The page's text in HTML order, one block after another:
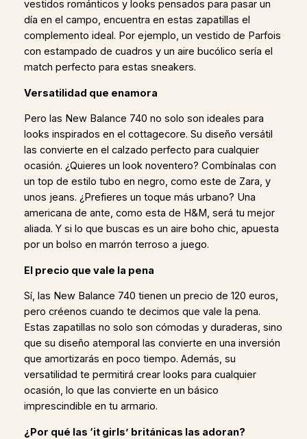
vestidos románticos y looks pensados para pasar un
día en el campo, encuentra en estas zapatillas el
complemento ideal. Por ejemplo, un vestido de Parfois
con estampado de cuadros y un aire bucólico sería el
match perfecto para estas sneakers.
Versatilidad que enamora
Pero las New Balance 740 no solo son ideales para
looks inspirados en el cottagecore. Su diseño versátil
las convierte en el calzado perfecto para cualquier
ocasión. ¿Quieres un look noventero? Combínalas con
un top de estilo tubo en negro, como este de Zara, y
unos jeans. ¿Prefieres un toque más urbano? Una
americana de ante, como esta de H&M, será tu mejor
aliada. Y si lo que buscas es un aire boho chic, apuesta
por un bolso en marrón terroso a juego.
El precio que vale la pena
Sí, las New Balance 740 tienen un precio de 120 euros,
pero créenos cuando te decimos que vale la pena.
Estas zapatillas no solo son cómodas y duraderas, sino
que su diseño atemporal las convierte en una inversión
que amortizarás en poco tiempo. Además, su
versatilidad te permitirá crear looks para cualquier
ocasión, lo que las convierte en un básico
imprescindible en tu armario.
¿Por qué las ‘it girls’ británicas las adoran?